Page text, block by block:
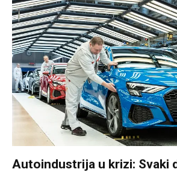
Autoindustrija u krizi: Svaki